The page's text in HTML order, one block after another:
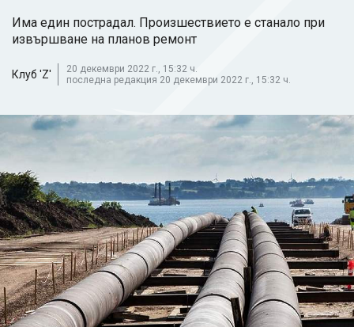
Има един пострадал. Произшествието е станало при
извършване на планов ремонт
Клуб 'Z'
20 декември 2022 г., 15:32 ч.
последна редакция 20 декември 2022 г., 15:32 ч.